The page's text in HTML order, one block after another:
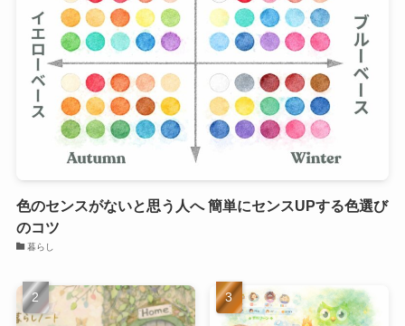
色のセンスがないと思う人へ 簡単にセンスUPする色選び
のコツ
暮らし